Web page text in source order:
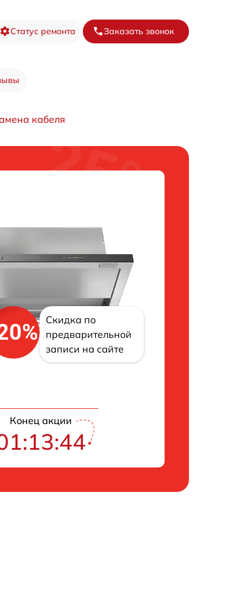
Статус ремонта Заказать звонок
кабеля
Скидка по
предварительной
записи на сайте
Конец акции